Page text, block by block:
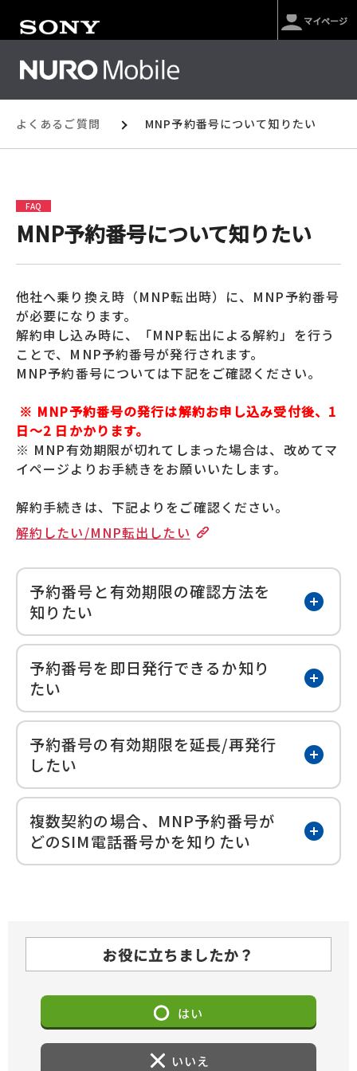
マイページ
よくあるご質問 MNP予約番号について知りたい
FAQ
MNP予約番号について知りたい
他社へ乗り換え時（MNP転出時）に、MNP予約番号
が必要になります。
解約申し込み時に、「MNP転出による解約」を行う
ことで、MNP予約番号が発行されます。
MNP予約番号については下記をご確認ください。
※ MNP予約番号の発行は解約お申し込み受付後、1
日〜2 日かかります。
※ MNP有効期限が切れてしまった場合は、改めてマ
イページよりお手続きをお願いいたします。
解約手続きは、下記よりをご確認ください。
解約したい/MNP転出したい
予約番号と有効期限の確認方法を
知りたい
予約番号を即日発行できるか知り
たい
予約番号の有効期限を延長/再発行
したい
複数契約の場合、MNP予約番号が
どのSIM電話番号かを知りたい
お役に立ちましたか？
はい
いいえ